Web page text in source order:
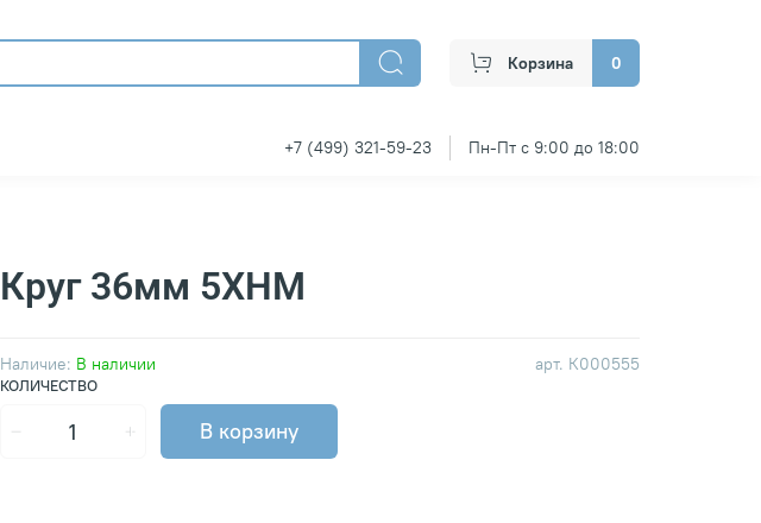
Корзина 0
+7 (499) 321-59-23 Пн-Пт с 9:00 до 18:00
арт. К000555
Наличие: В наличии
Круг 36мм 5ХНМ
КОЛИЧЕСТВО
В корзину